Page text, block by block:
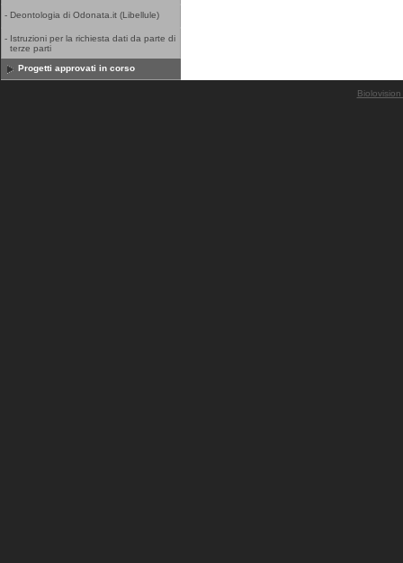
- Deontologia di Odonata.it (Libellule)
- Istruzioni per la richiesta dati da parte di
terze parti
Progetti approvati in corso
Biolovision